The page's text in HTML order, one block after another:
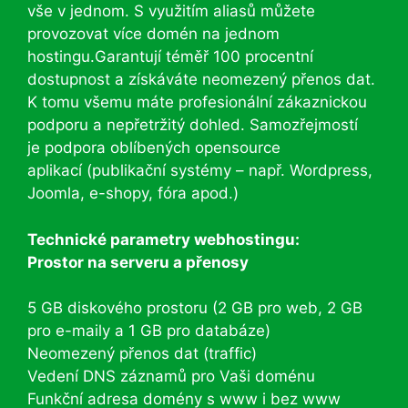
vše v jednom. S využitím aliasů můžete
provozovat více domén na jednom
hostingu.Garantují téměř 100 procentní
dostupnost a získáváte neomezený přenos dat.
K tomu všemu máte profesionální zákaznickou
podporu a nepřetržitý dohled. Samozřejmostí
je podpora oblíbených opensource
aplikací (publikační systémy – např. Wordpress,
Joomla, e-shopy, fóra apod.)
Technické parametry webhostingu:
Prostor na serveru a přenosy
5 GB diskového prostoru (2 GB pro web, 2 GB
pro e-maily a 1 GB pro databáze)
Neomezený přenos dat (traffic)
Vedení DNS záznamů pro Vaši doménu
Funkční adresa domény s www i bez www